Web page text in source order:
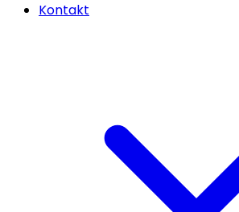
Kontakt